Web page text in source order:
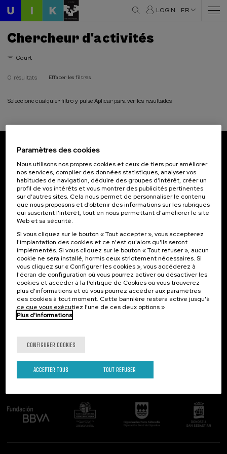
LOGIN FR
Chercheur d'activités
Court
0 résultats Effacer les filtres
Seleccione cualquier filtro y pulse Aplicar para ver los resultados
Inscrivez-vous pour être le premier à recevoir les
actualités de l'UIK.
S'abonner
Contact
Palacio Miramar
Paseo de Miraconcha, 48
20007 Donostia / San Sebastián
Gipuzkoa, Spain
Contactez-nous!
Intéressant...
Activités précédentes
Suivez-nous
Paramètres des cookies
Nous utilisons nos propres cookies et ceux de tiers pour améliorer
nos services, compiler des données statistiques, analyser vos
habitudes de navigation, déduire des groupes d’intérêt, créer un
profil de vos intérêts et vous montrer des publicités pertinentes
sur d’autres sites. Cela nous permet de personnaliser le contenu
que nous proposons et d’obtenir des informations sur les rubriques
qui suscitent l’intérêt, tout en nous permettant d’améliorer le site
Web et sa sécurité.
Si vous cliquez sur le bouton « Tout accepter », vous accepterez
l'implantation des cookies et ce n'est qu'alors qu'ils seront
implémentés. Si vous cliquez sur le bouton « Tout refuser », aucun
cookie ne sera installé, hormis ceux strictement nécessaires. Si
vous cliquez sur « Configurer les cookies », vous accéderez à
l'écran de configuration où vous pourrez activer ou désactiver les
cookies et accéder à la Politique de Cookies où vous trouverez
plus d'informations et où vous pourrez accéder aux paramètres
des cookies à tout moment. Cette bannière restera active jusqu'à
ce que vous exécutiez l'une de ces deux options »
Plus d'informations
CONFIGURER COOKIES
TOUT REFUSER
ACCEPTER TOUS